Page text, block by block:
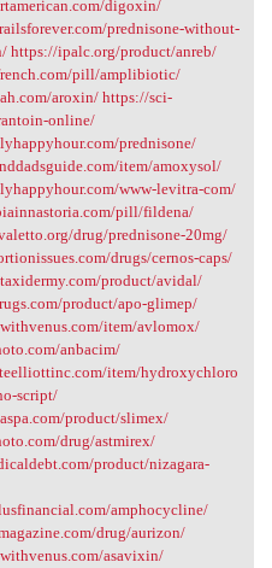
digoxin/
prednisone-without-
https://ipalc.org/product/anreb/
pill/amplibiotic/
aroxin/ https://sci-
online/
prednisone/
item/amoxysol/
www-levitra-com/
pill/fildena/
drug/prednisone-20mg/
drugs/cernos-caps/
product/avidal/
product/apo-glimep/
item/avlomox/
anbacim/
item/hydroxychloro
script/
product/slimex/
drug/astmirex/
product/nizagara-
amphocycline/
drug/aurizon/
asavixin/